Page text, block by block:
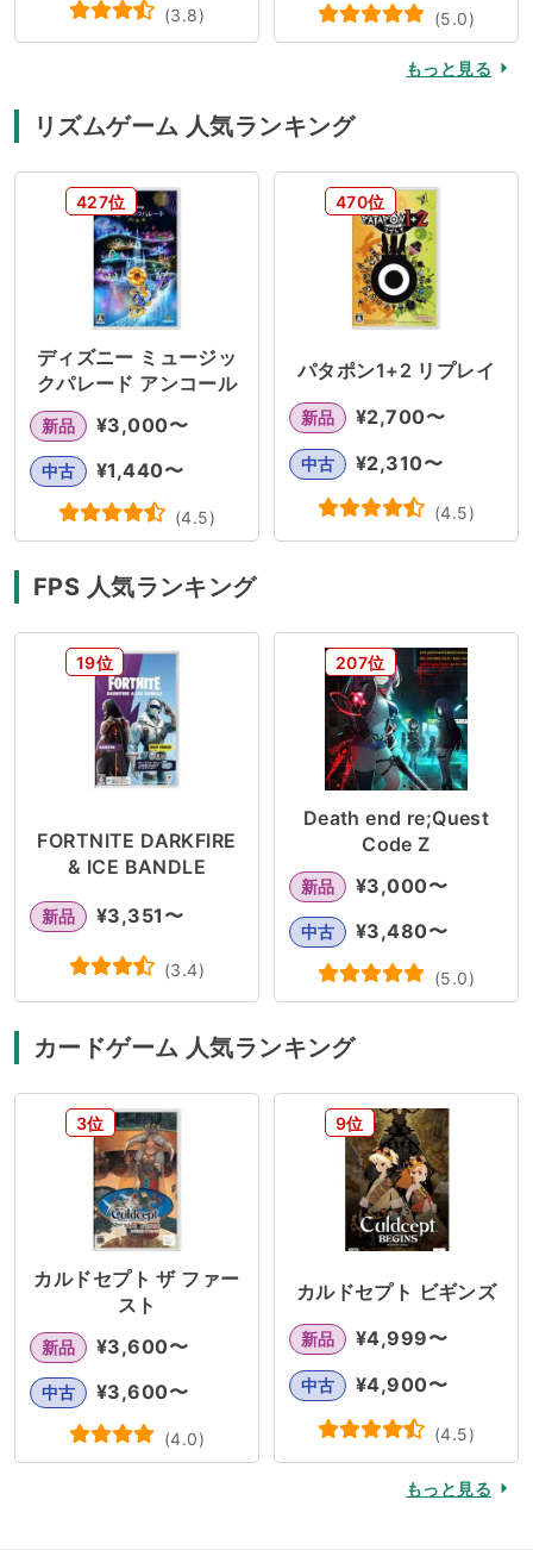
(3.8) (5.0)
もっと見る
リズムゲーム 人気ランキング
427位
ディズニー ミュージッ
クパレード アンコール
新品 ¥3,000〜
中古 ¥1,440〜
(4.5)
470位
パタポン1+2 リプレイ
新品 ¥2,700〜
中古 ¥2,310〜
(4.5)
FPS 人気ランキング
19位
FORTNITE DARKFIRE
& ICE BANDLE
新品 ¥3,351 〜
(3.4)
207位
Death end re;Quest
Code Z
新品 ¥3,000〜
中古 ¥3,480〜
(5.0)
カードゲーム 人気ランキング
3位
カルドセプト ザ ファー
スト
新品 ¥3,600〜
中古 ¥3,600〜
(4.0)
9位
カルドセプト ビギンズ
新品 ¥4,999〜
中古 ¥4,900〜
(4.5)
もっと見る